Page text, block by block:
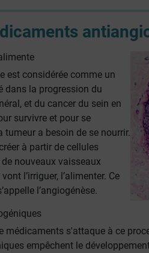
est considérée comme un
dans la progression du
et du cancer du sein en
survivre et pour se
tumeur a besoin de se nourrir.
à partir de cellules
nouveaux vaisseaux
l’irriguer, l’alimenter. Ce
l’angiogénèse.
médicaments s'attaque à ce
empêchent le